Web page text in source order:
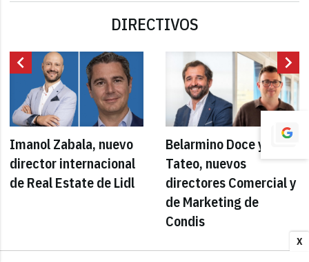
X
DIRECTIVOS
chevron_left
Imanol Zabala, nuevo
director internacional
de Real Estate de Lidl
Belarmino Doce y Luca
Tateo, nuevos
directores Comercial y
de Marketing de
Condis
chevron_right